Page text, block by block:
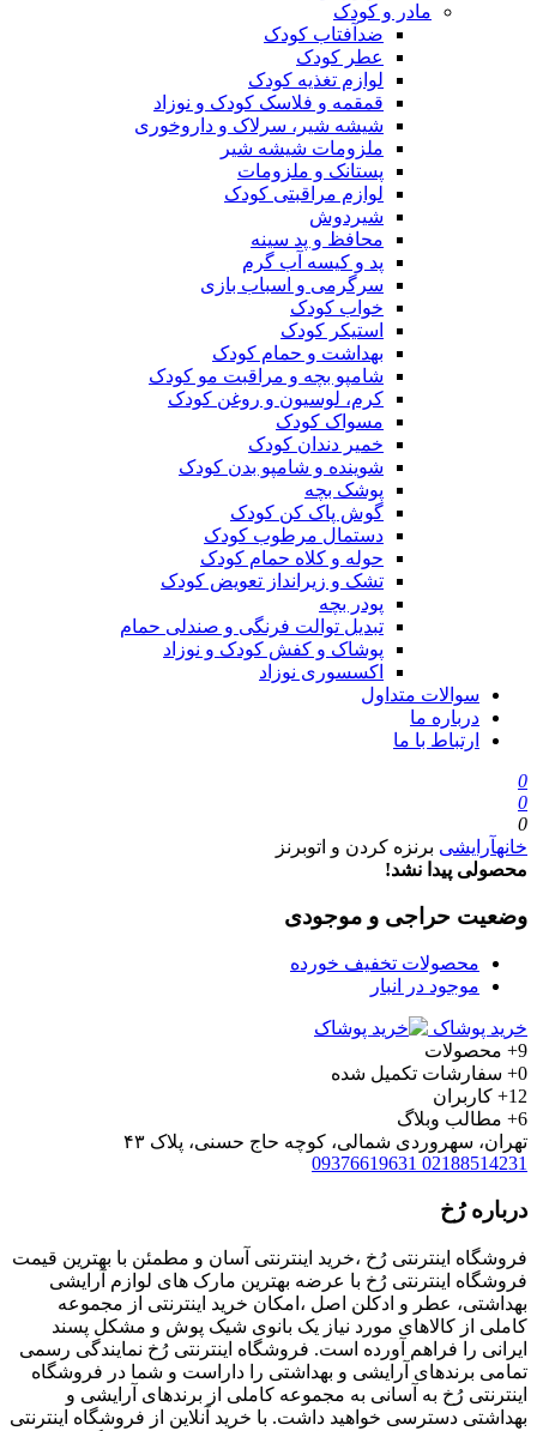
مادر و کودک
ضدآفتاب کودک
عطر کودک
لوازم تغذیه کودک
قمقمه و فلاسک کودک و نوزاد
شیشه شیر، سرلاک و داروخوری
ملزومات شیشه شیر
پستانک و ملزومات
لوازم مراقبتی کودک
شیردوش
محافظ و پد سینه
پد و کیسه آب گرم
سرگرمی و اسباب بازی
خواب کودک
استیکر کودک
بهداشت و حمام کودک
شامپو بچه و مراقبت مو کودک
کرم، لوسیون و روغن کودک
مسواک کودک
خمیر دندان کودک
شوینده و شامپو بدن کودک
پوشک بچه
گوش پاک کن کودک
دستمال مرطوب کودک
حوله و کلاه حمام کودک
تشک و زیرانداز تعویض کودک
پودر بچه
تبدیل توالت فرنگی و صندلی حمام
پوشاک و کفش کودک و نوزاد
اکسسوری نوزاد
سوالات متداول
درباره ما
ارتباط با ما
0
0
0
خانهآرایشی برنزه کردن و اتوبرنز
محصولی پیدا نشد!
وضعیت حراجی و موجودی
محصولات تخفیف خورده
موجود در انبار
خرید پوشاک
9+
محصولات
0+
سفارشات تکمیل شده
12+
کاربران
6+
مطالب وبلاگ
تهران، سهروردی شمالی، کوچه حاج حسنی، پلاک ۴۳
02188514231
09376619631
درباره رُخ
فروشگاه اینترنتی رُخ ،خرید اینترنتی آسان و مطمئن با بهترین قیمت
فروشگاه اینترنتی رُخ با عرضه بهترین مارک های لوازم آرایشی
بهداشتی، عطر و ادکلن اصل ،امکان خرید اینترنتی از مجموعه
کاملی از کالاهای مورد نیاز یک بانوی شیک پوش و مشکل پسند
ایرانی را فراهم آورده است. فروشگاه اینترنتی رُخ نمایندگی رسمی
تمامی برندهای آرایشی و بهداشتی را داراست و شما در فروشگاه
اینترنتی رُخ به آسانی به مجموعه کاملی از برندهای آرایشی و
بهداشتی دسترسی خواهید داشت. با خرید آنلاین از فروشگاه اینترنتی